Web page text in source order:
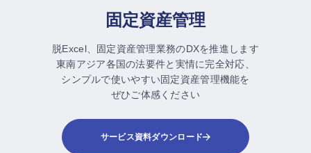
セミナー
固定資産管理
脱Excel、
固定資産管理業務のDXを推進します
東南アジア各国の法要件と実情に完全対応、
シンプルで使いやすい固定資産管理機能を
ぜひご体感ください
サービス資料ダウンロード